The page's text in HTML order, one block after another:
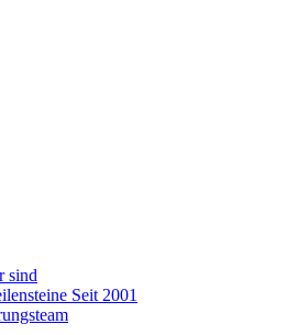
sind
Seit 2001